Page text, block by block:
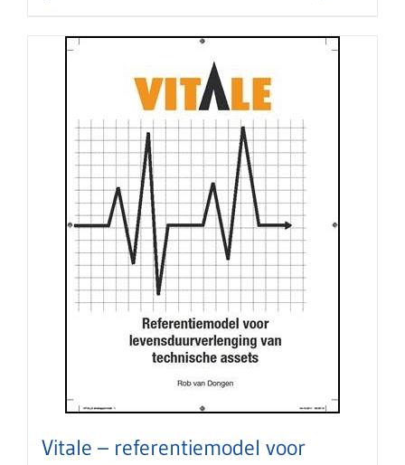
Vitale – referentiemodel voor